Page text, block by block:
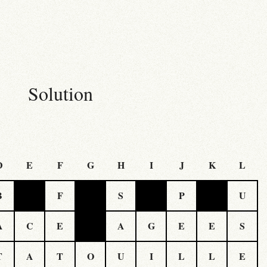
Solution
E F G H I J K L
F S P U
C E A G E E S
A T O U I L L E